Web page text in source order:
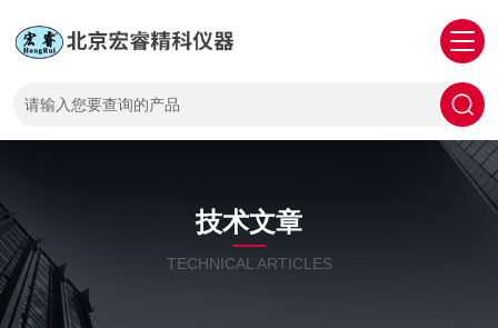
技术文章
TECHNICAL ARTICLES